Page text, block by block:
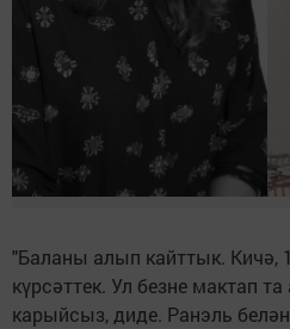
"Баланы алып кайттык. Кичә,
күрсәттек. Ул безне мактап
карыйсыз, диде. Ранэль